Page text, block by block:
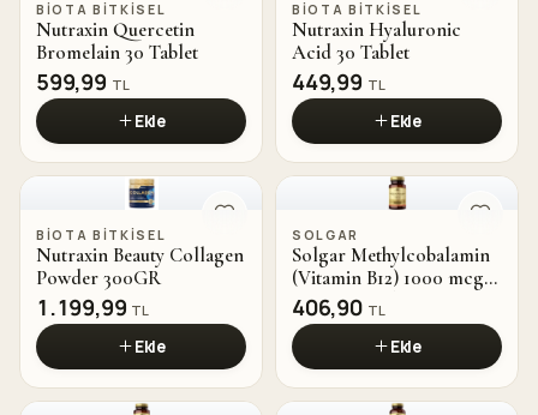
BIOTA BITKISEL
Nutraxin Quercetin
Bromelain 30 Tablet
599,99 TL
Ekle
BIOTA BITKISEL
Nutraxin Hyaluronic
Acid 30 Tablet
449,99 TL
Ekle
BIOTA BITKISEL
Nutraxin Beauty Collagen
Powder 300GR
1.199,99 TL
Ekle
SOLGAR
Solgar Methylcobalamin
(Vitamin B12) 1000 mcg
30 Dilaltı Tablet
406,90 TL
Ekle